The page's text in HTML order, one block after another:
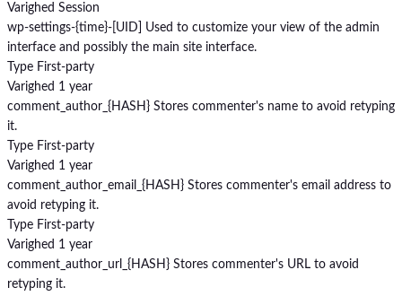
Varighed Session
wp-settings-{time}-[UID]
Used to customize your view of the admin
interface and possibly the main site interface.
Type First-party
Varighed 1 year
comment_author_{HASH} Stores commenter's name to avoid retyping
it.
Type First-party
Varighed 1 year
comment_author_email_{HASH} Stores commenter's email address to
avoid retyping it.
Type First-party
Varighed 1 year
comment_author_url_{HASH} Stores commenter's URL to avoid
retyping it.